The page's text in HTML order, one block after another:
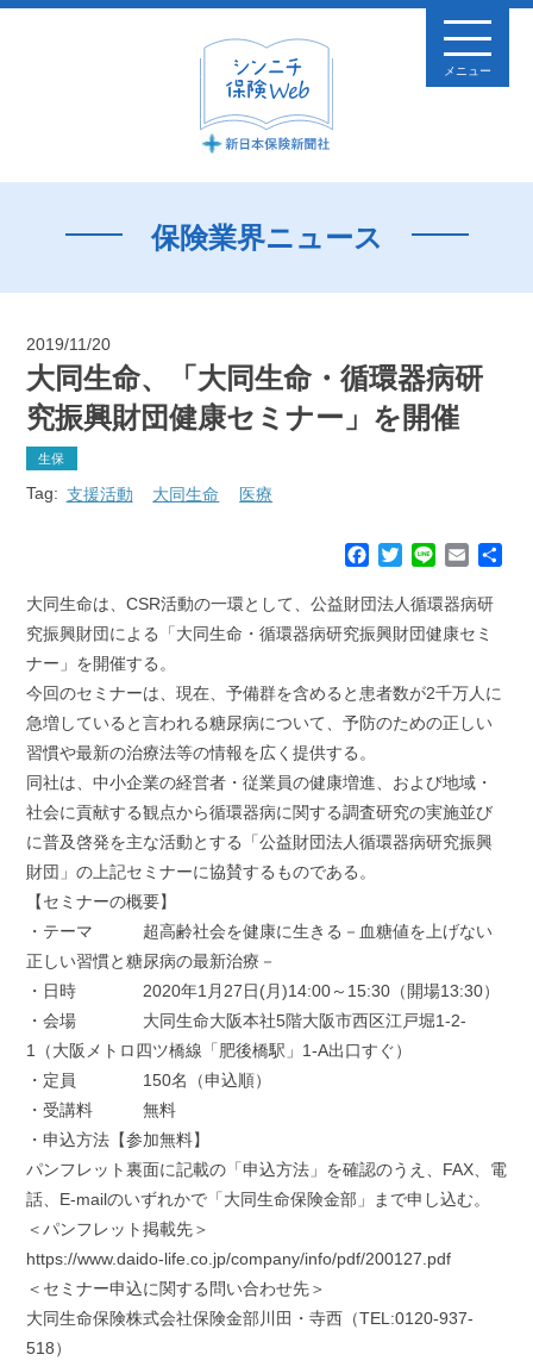
メニュー
保険業界ニュース
2019/11/20
大同生命、「大同生命・循環器病研
究振興財団健康セミナー」を開催
生保
Tag: 支援活動 大同生命 医療
c
e
o
k
T
i
t
r
n
e
E
a
i
大同生命は、CSR活動の一環として、公益財団法人循環器病研
究振興財団による「大同生命・循環器病研究振興財団健康セミ
ナー」を開催する。
今回のセミナーは、現在、予備群を含めると患者数が2千万人に
急増していると言われる糖尿病について、予防のための正しい
習慣や最新の治療法等の情報を広く提供する。
同社は、中小企業の経営者・従業員の健康増進、および地域・
社会に貢献する観点から循環器病に関する調査研究の実施並び
に普及啓発を主な活動とする「公益財団法人循環器病研究振興
財団」の上記セミナーに協賛するものである。
【セミナーの概要】
・テーマ 超高齢社会を健康に生きる－血糖値を上げない
正しい習慣と糖尿病の最新治療－
・日時 2020年1月27日(月)14:00～15:30（開場13:30）
・会場 大同生命大阪本社5階大阪市西区江戸堀1-2-
1（大阪メトロ四ツ橋線「肥後橋駅」1-A出口すぐ）
・定員 150名（申込順）
・受講料 無料
・申込方法【参加無料】
パンフレット裏面に記載の「申込方法」を確認のうえ、FAX、電
話、E-mailのいずれかで「大同生命保険金部」まで申し込む。
＜パンフレット掲載先＞
https://www.daido-life.co.jp/company/info/pdf/200127.pdf
＜セミナー申込に関する問い合わせ先＞
大同生命保険株式会社保険金部川田・寺西（TEL:0120-937-
518）